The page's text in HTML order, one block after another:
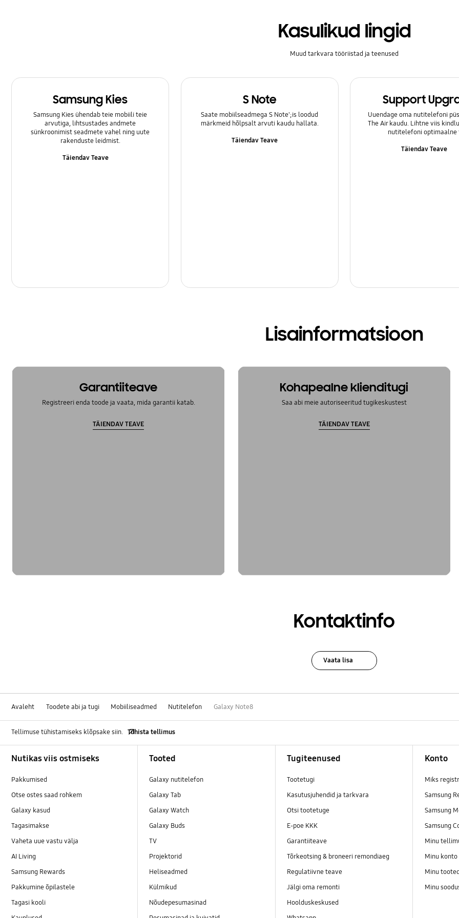
Varundamine & Lähtestamine
Võrk ja WiFi
Kasulikud lingid
Muud tarkvara tööriistad ja teenused
Samsung Kies
Samsung Kies ühendab teie mobiili teie
arvutiga, lihtsustades andmete
sünkroonimist seadmete vahel ning uute
rakenduste leidmist.
Täiendav Teave
S Note
Saate mobiilseadmega S Note';is loodud
märkmeid hõlpsalt arvuti kaudu hallata.
Täiendav Teave
Support
Uuendage oma nutitelefoni
The Air kaudu. Lihtne viis
nutitelefoni optimaalne
Täiendav Teave
Lisainformatsioon
Garantiiteave
Registreeri enda toode ja vaata, mida garantii katab.
TÄIENDAV TEAVE
Kohapealne klienditugi
Saa abi meie autoriseeritud tugikeskustest
TÄIENDAV TEAVE
Kontaktinfo
Vaata lisa
Avaleht Toodete abi ja tugi Mobiiliseadmed Nutitelefon Galaxy Note8
Tellimuse tühistamiseks klõpsake siin. Tühista tellimus
Nutikas viis ostmiseks
Pakkumised
Otse ostes saad rohkem
Galaxy kasud
Tagasimakse
Vaheta uue vastu välja
AI Living
Samsung Rewards
Pakkumine õpilastele
Tagasi kooli
Tooted
Galaxy nutitelefon
Galaxy Tab
Galaxy Watch
Galaxy Buds
TV
Projektorid
Heliseadmed
Külmikud
Nõudepesumasinad
Tugiteenused
Tootetugi
Kasutusjuhendid ja tarkvara
Otsi tootetuge
E-poe KKK
Garantiiteave
Tõrkeotsing & broneeri remondiaeg
Regulatiivne teave
Jälgi oma remonti
Hoolduskeskused
Konto
Miks
Samsung
Samsung
Samsung
Minu
Minu konto
Minu
Minu